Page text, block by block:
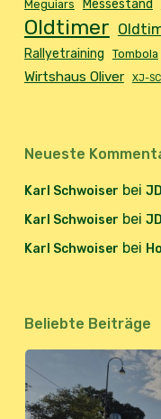
Meguiars Messestand
Oldtimer
Rallyetraining Tombola
Wirtshaus Oliver XJ-SC
Neueste
Karl Schwoiser bei
Karl Schwoiser bei
Karl Schwoiser bei
Beliebte Beiträge